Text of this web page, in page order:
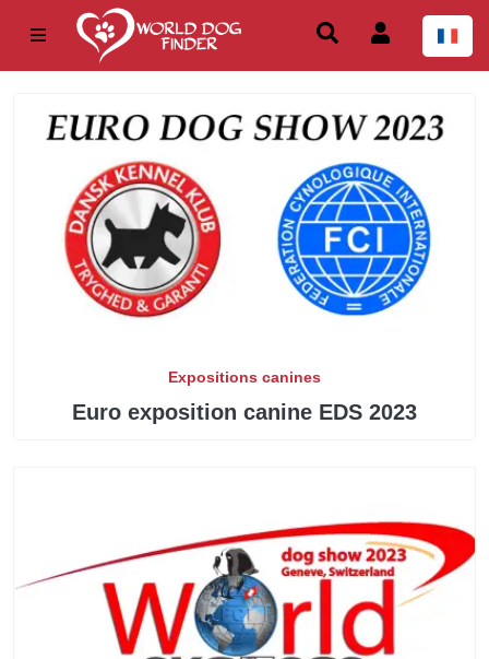
Expositions canines
Euro exposition canine EDS 2023